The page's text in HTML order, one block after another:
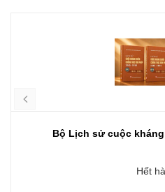
Bộ Lịch sử cuộc
Hết